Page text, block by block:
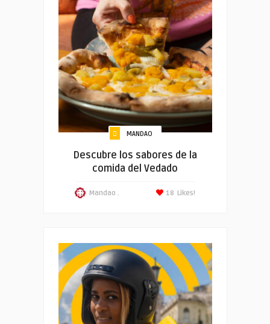
MANDAO
Descubre los sabores de la
comida del Vedado
Mandao . Likes!
18